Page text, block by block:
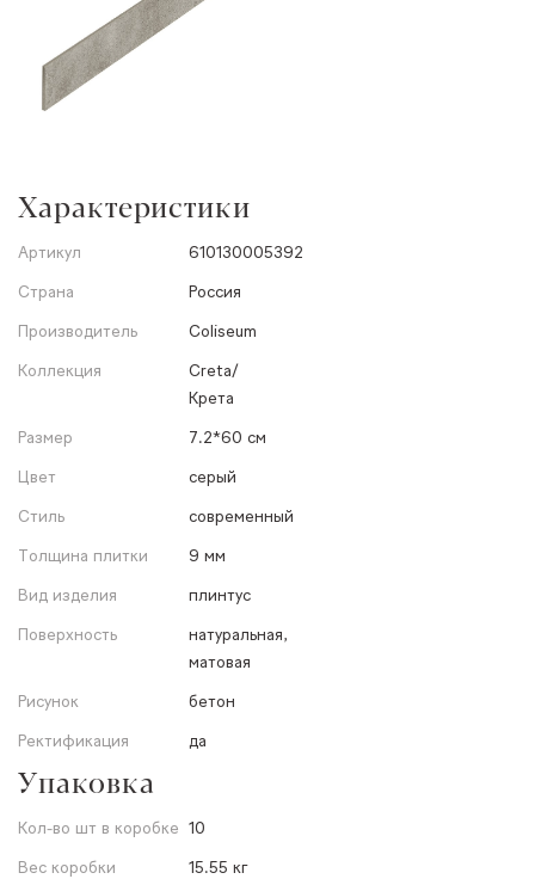
Характеристики
Артикул
610130005392
Страна
Россия
Производитель
Coliseum
Коллекция
Creta/
Крета
Размер
7.2*60 см
Цвет
серый
Стиль
современный
Толщина плитки
9 мм
Вид изделия
плинтус
Поверхность
натуральная,
матовая
Рисунок
бетон
Ректификация
да
Упаковка
Кол-во шт в коробке 10
Вес коробки
15.55 кг